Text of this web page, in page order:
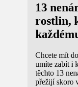
13
rostlin,
Chcete mít
umíte zabít i
těchto 13
přežijí skoro